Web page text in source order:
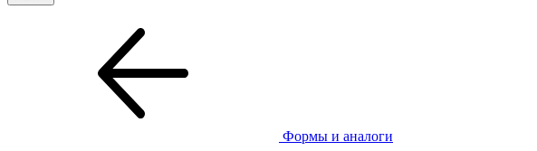
Формы и аналоги